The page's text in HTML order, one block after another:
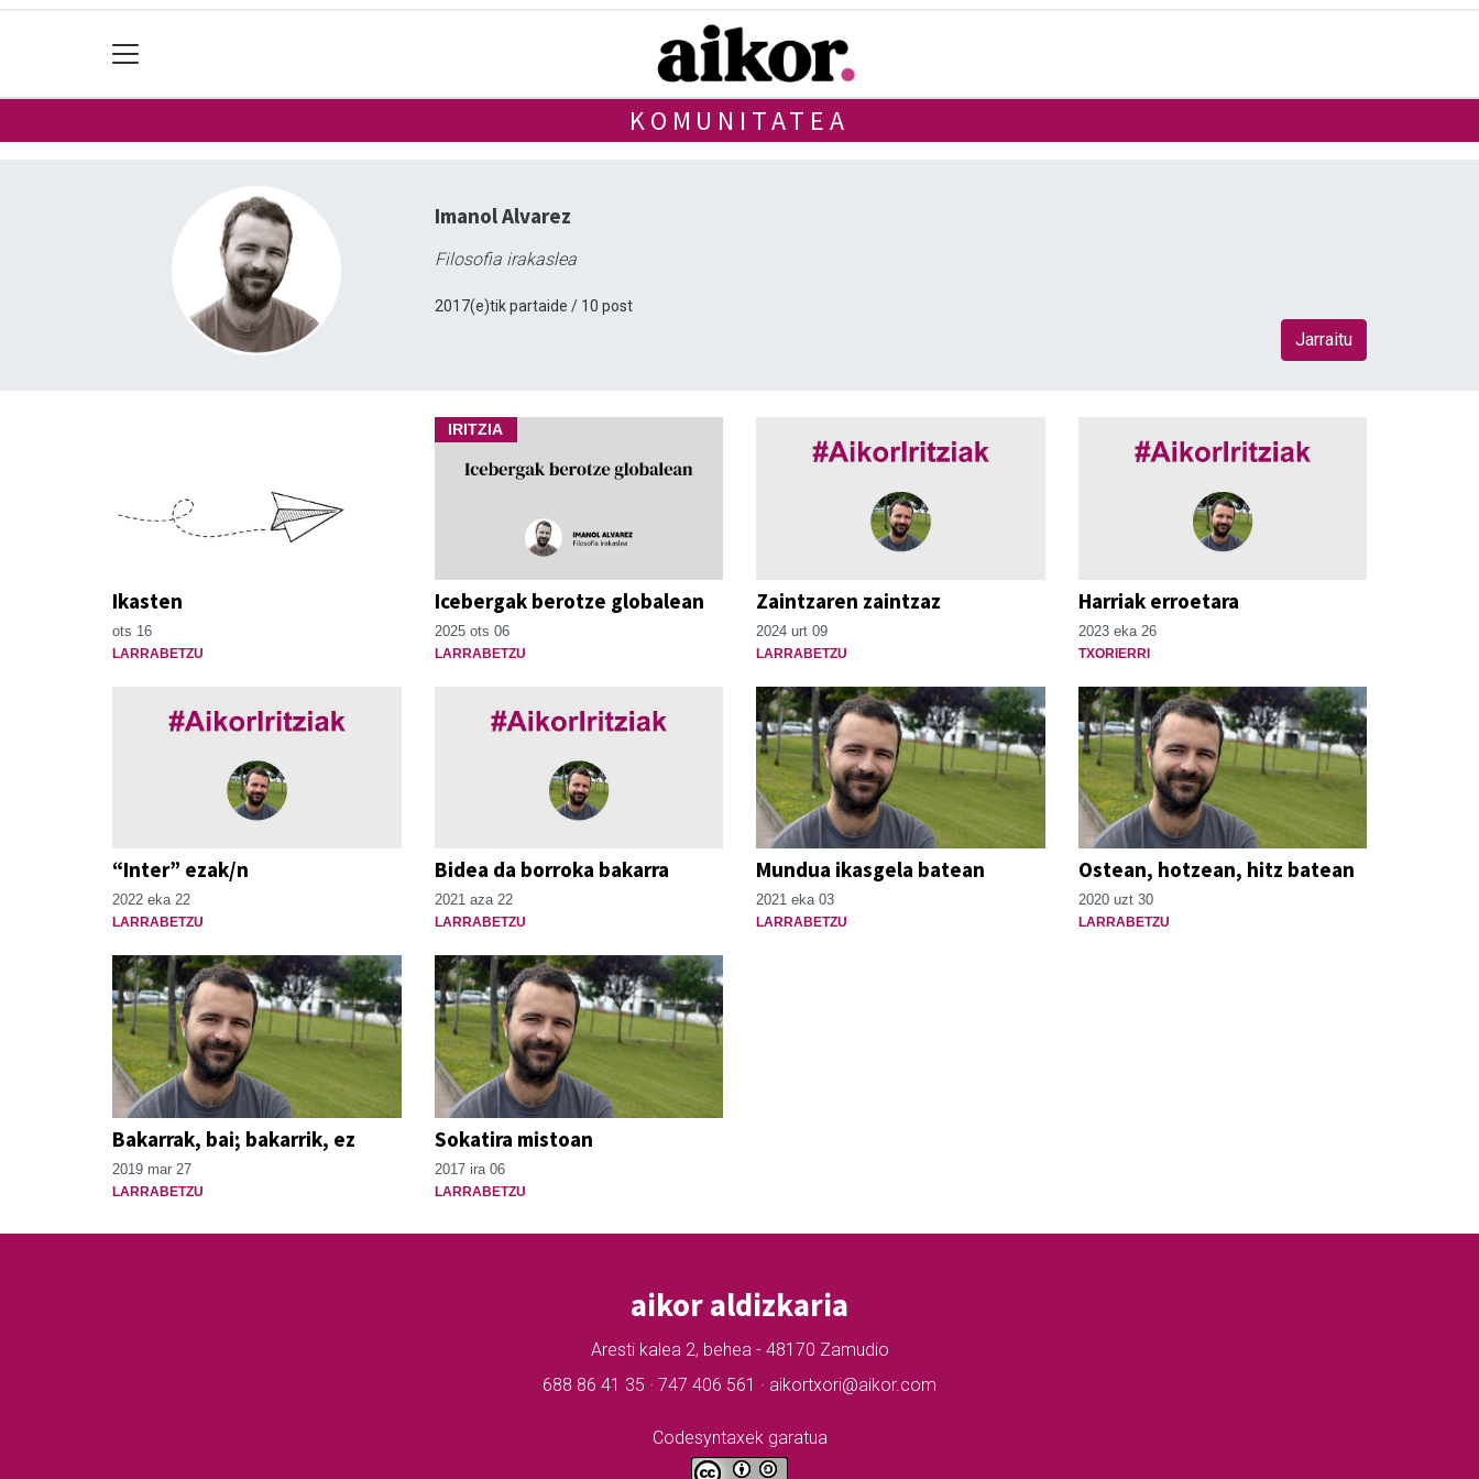
KOMUNITATEA
Imanol Alvarez
Filosofia irakaslea
2017(e)tik partaide / 10 post
Jarraitu
Ikasten
ots 16
LARRABETZU
IRITZIA
Icebergak berotze globalean
2025 ots 06
LARRABETZU
Zaintzaren zaintzaz
2024 urt 09
LARRABETZU
Harriak erroetara
2023 eka 26
TXORIERRI
“Inter” ezak/n
2022 eka 22
LARRABETZU
Bidea da borroka bakarra
2021 aza 22
LARRABETZU
Mundua ikasgela batean
2021 eka 03
LARRABETZU
Ostean, hotzean, hitz batean
2020 uzt 30
LARRABETZU
Bakarrak, bai; bakarrik, ez
2019 mar 27
LARRABETZU
Sokatira mistoan
2017 ira 06
LARRABETZU
aikor aldizkaria
Aresti kalea 2, behea - 48170 Zamudio
688 86 41 35 · 747 406 561 · aikortxori@aikor.com
Codesyntaxek garatua